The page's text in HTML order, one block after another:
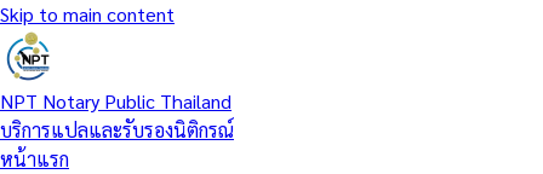
Skip to main content
NPT Notary Public Thailand
บริการแปลและรับรองนิติกรณ์
หน้าแรก